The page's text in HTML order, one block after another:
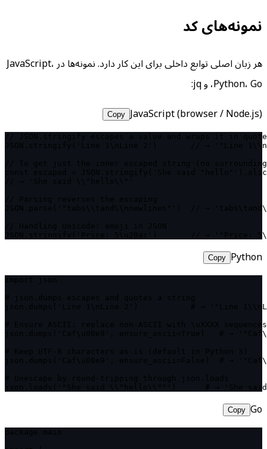
نمونه‌های کد
هر زبان اصلی توابع داخلی برای این کار دارد. نمونه‌ها در JavaScript،
Python، Go، و jq:
JavaScript (browser / Node.js)
Copy
// JSON.stringify escapes a value and wraps it in
JSON.stringify('Line 1\nLine 2')       // → '"Line
// To get just the inner escaped string (no
const escaped = JSON.stringify('She said
JSON.parse('"tabs\\tand\\nnewlines"')  // →
JSON.stringify('Price: 5\u20ac')       // → '"Price:
Python
Copy
json.dumps('Line 1\nLine 2')           # → '"Line
# Ensure ASCII: replace non-ASCII with \uXXXX sequences
json.dumps('Caf\u00e9', ensure_ascii=True)   # →
json.dumps('Caf\u00e9', ensure_ascii=False)  # →
json.loads('"She said \\"hello\\""')      # → 'She
Go
Copy